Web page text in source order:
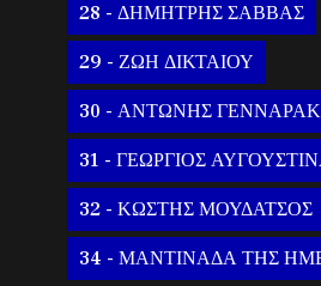
28 - ΔΗΜΗΤΡΗΣ ΣΑΒΒΑΣ
29 - ΖΩΗ ΔΙΚΤΑΙΟΥ
30 - ΑΝΤΩΝΗΣ
31 - ΓΕΩΡΓΙΟΣ
32 - ΚΩΣΤΗΣ ΜΟΥΔΑΤΣΟΣ
34 - ΜΑΝΤΙΝΑΔΑ ΤΗΣ